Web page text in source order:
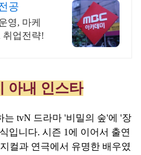
공
영, 마케
취업전략!
아내 인스타
는 tvN 드라마 '비밀의 숲'에 '장
입니다. 시즌 1에 이어서 출연
컬과 연극에서 유명한 배우였